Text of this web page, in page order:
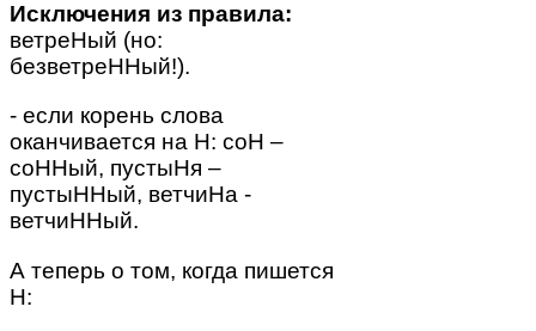
Исключения из правила:
ветреНый (но:
безветреННый!).
- если корень слова
оканчивается на Н: соН –
соННый, пустыНя –
пустыННый, ветчиНа -
ветчиННый.
А теперь о том, когда пишется
Н: